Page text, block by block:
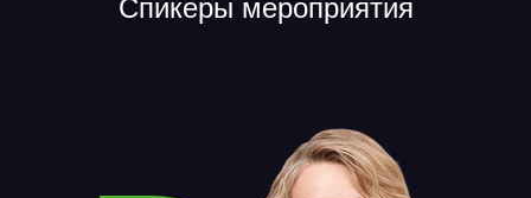
Спикеры мероприятия